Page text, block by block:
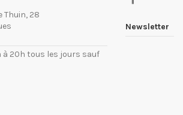
Thuin, 28
à 20h tous les jours sauf
Newsletter